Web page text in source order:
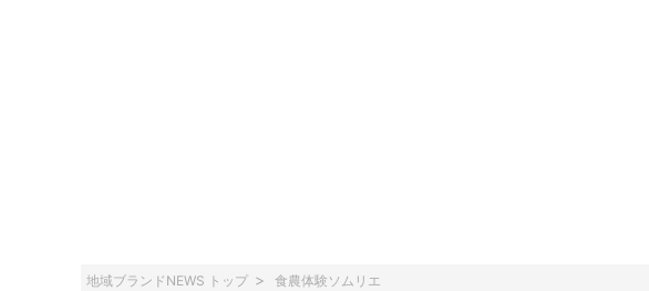
地域ブランドNEWS トップ 食農体験ソムリエ